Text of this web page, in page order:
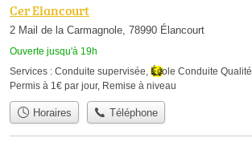
Cer Elancourt
2 Mail de la Carmagnole, 78990 Élancourt
Ouverte jusqu'à 19h
Services : Conduite supervisée École Conduite Qualité
Permis à 1€ par jour, Remise à niveau
Horaires Téléphone